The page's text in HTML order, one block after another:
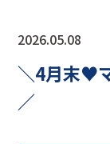
2026.05.08
＼4月末♥
／